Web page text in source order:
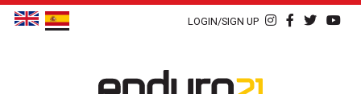
LOGIN/SIGN UP